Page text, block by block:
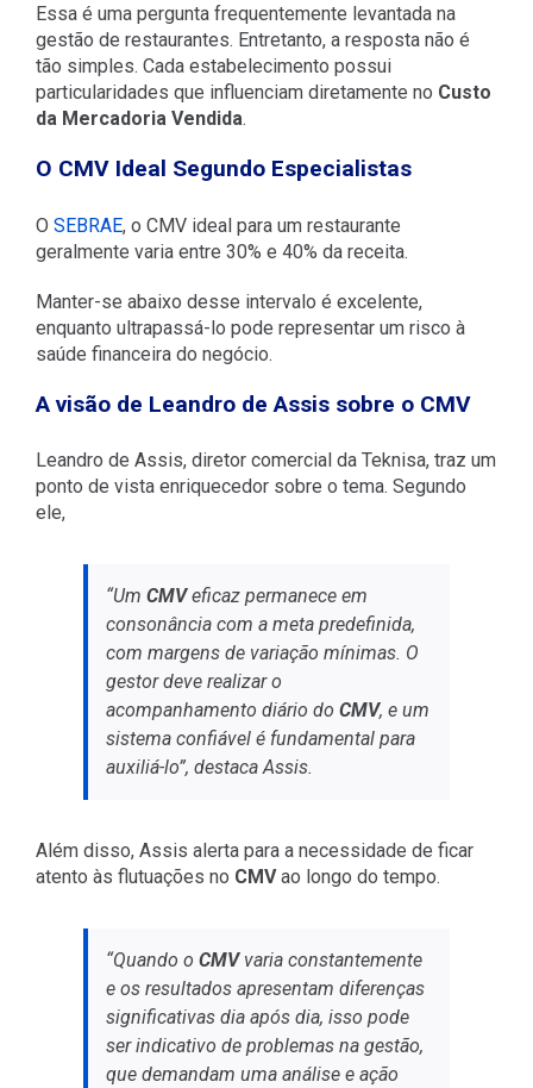
Essa é uma pergunta frequentemente levantada na
gestão de restaurantes. Entretanto, a resposta não é
tão simples. Cada estabelecimento possui
particularidades que influenciam diretamente no Custo
da Mercadoria Vendida.
O CMV Ideal Segundo Especialistas
O SEBRAE, o CMV ideal para um restaurante
geralmente varia entre 30% e 40% da receita.
Manter-se abaixo desse intervalo é excelente,
enquanto ultrapassá-lo pode representar um risco à
saúde financeira do negócio.
A visão de Leandro de Assis sobre o CMV
Leandro de Assis, diretor comercial da Teknisa, traz um
ponto de vista enriquecedor sobre o tema. Segundo
ele,
“Um CMVeficaz permanece em
consonância com a meta predefinida,
com margens de variação mínimas. O
gestor deve realizar o
acompanhamento diário do CMV, e um
sistema confiável é fundamental para
auxiliá-lo”, destaca Assis.
Além disso, Assis alerta para a necessidade de ficar
atento às flutuações no CMVao longo do tempo.
“Quando o CMVvaria constantemente
e os resultados apresentam diferenças
significativas dia após dia, isso pode
ser indicativo de problemas na gestão,
que demandam uma análise e ação